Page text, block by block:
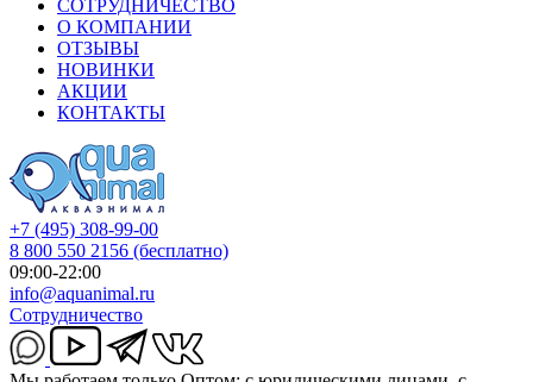
СОТРУДНИЧЕСТВО
О КОМПАНИИ
ОТЗЫВЫ
НОВИНКИ
АКЦИИ
КОНТАКТЫ
+7 (495) 308-99-00
8 800 550 2156 (бесплатно)
09:00-22:00
info@aquanimal.ru
Сотрудничество